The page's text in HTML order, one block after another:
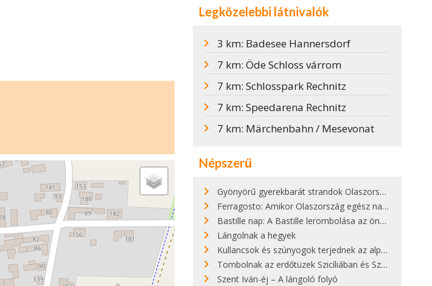
Legközelebbi látnivalók
3 km: Badesee Hannersdorf
7 km: Öde Schloss várrom
7 km: Schlosspark Rechnitz
7 km: Speedarena Rechnitz
7 km: Märchenbahn / Mesevonat
Népszerű
Gyönyörű gyerekbarát strandok Olaszországban - megmutatjuk a 15 legjobbat
Ferragosto: Amikor Olaszország egész nap nyaral
Bastille nap: A Bastille lerombolása az önkényuralom végét jelentette
Lángolnak a hegyek
Kullancsok és szúnyogok terjednek az alpesi legelőkön
Tombolnak az erdőtüzek Szicíliában és Szardínián
Szent Iván-éj – A lángoló folyó